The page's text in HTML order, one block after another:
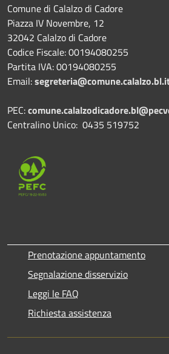
Comune di Calalzo di Cadore
Piazza IV Novembre, 12
32042 Calalzo di Cadore
Codice Fiscale: 00194080255
Partita IVA: 00194080255
Email:
PEC:
Centralino Unico: 0435 519752
Prenotazione appuntamento
Segnalazione disservizio
Leggi le FAQ
Richiesta assistenza